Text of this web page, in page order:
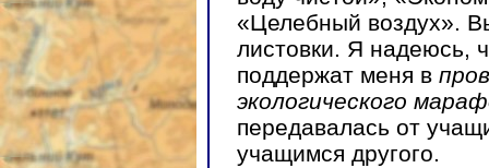
«Целебный воздух».
листовки. Я надеюсь,
поддержат меня в
экологического
передавалась от
учащимся другого.